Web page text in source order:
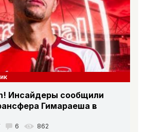
Инсайдеры сообщили
Гимараеша в
6 862